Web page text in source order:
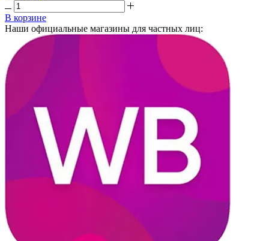
В корзине
Наши официальные магазины для частных лиц: